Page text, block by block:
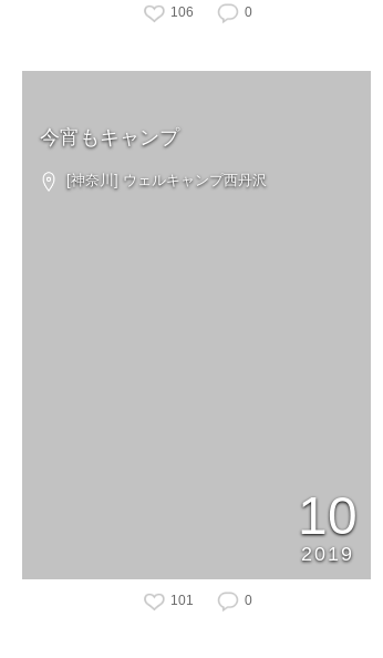
106 0
今宵もキャンプ
[神奈川] ウェルキャンプ西丹沢
10
2019
101 0